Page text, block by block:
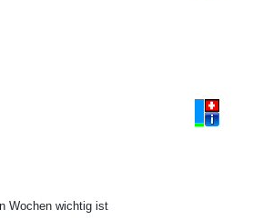
Wochen wichtig ist